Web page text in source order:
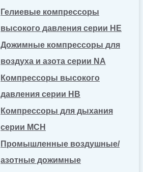
Гелиевые компрессоры
высокого давления серии HE
Дожимные компрессоры для
воздуха и азота серии NA
Компрессоры высокого
давления серии HB
Компрессоры для дыхания
серии MCH
Промышленные воздушные/
азотные дожимные